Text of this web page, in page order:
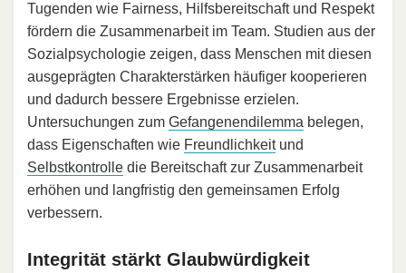
Tugenden wie Fairness, Hilfsbereitschaft und Respekt
fördern die Zusammenarbeit im Team. Studien aus der
Sozialpsychologie zeigen, dass Menschen mit diesen
ausgeprägten Charakterstärken häufiger kooperieren
und dadurch bessere Ergebnisse erzielen.
Untersuchungen zum Gefangenendilemma belegen,
dass Eigenschaften wie Freundlichkeitund
Selbstkontrolle die Bereitschaft zur Zusammenarbeit
erhöhen und langfristig den gemeinsamen Erfolg
verbessern.
Integrität stärkt Glaubwürdigkeit